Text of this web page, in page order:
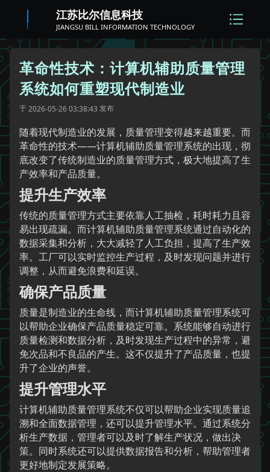
江苏比尔信息科技
JIANGSU BILL INFORMATION TECHNOLOGY
革命性技术：计算机辅助质量管理
系统如何重塑现代制造业
于2026-05-26 03:38:43 发布
随着现代制造业的发展，质量管理变得越来越重要。而
革命性的技术——计算机辅助质量管理系统的出现，彻
底改变了传统制造业的质量管理方式，极大地提高了生
产效率和产品质量。
提升生产效率
传统的质量管理方式主要依靠人工抽检，耗时耗力且容
易出现疏漏。而计算机辅助质量管理系统通过自动化的
数据采集和分析，大大减轻了人工负担，提高了生产效
率。工厂可以实时监控生产过程，及时发现问题并进行
调整，从而避免浪费和延误。
确保产品质量
质量是制造业的生命线，而计算机辅助质量管理系统可
以帮助企业确保产品质量稳定可靠。系统能够自动进行
质量检测和数据分析，及时发现生产过程中的异常，避
免次品和不良品的产生。这不仅提升了产品质量，也提
升了企业的声誉。
提升管理水平
计算机辅助质量管理系统不仅可以帮助企业实现质量追
溯和全面数据管理，还可以提升管理水平。通过系统分
析生产数据，管理者可以及时了解生产状况，做出决
策。同时系统还可以提供数据报告和分析，帮助管理者
更好地制定发展策略。